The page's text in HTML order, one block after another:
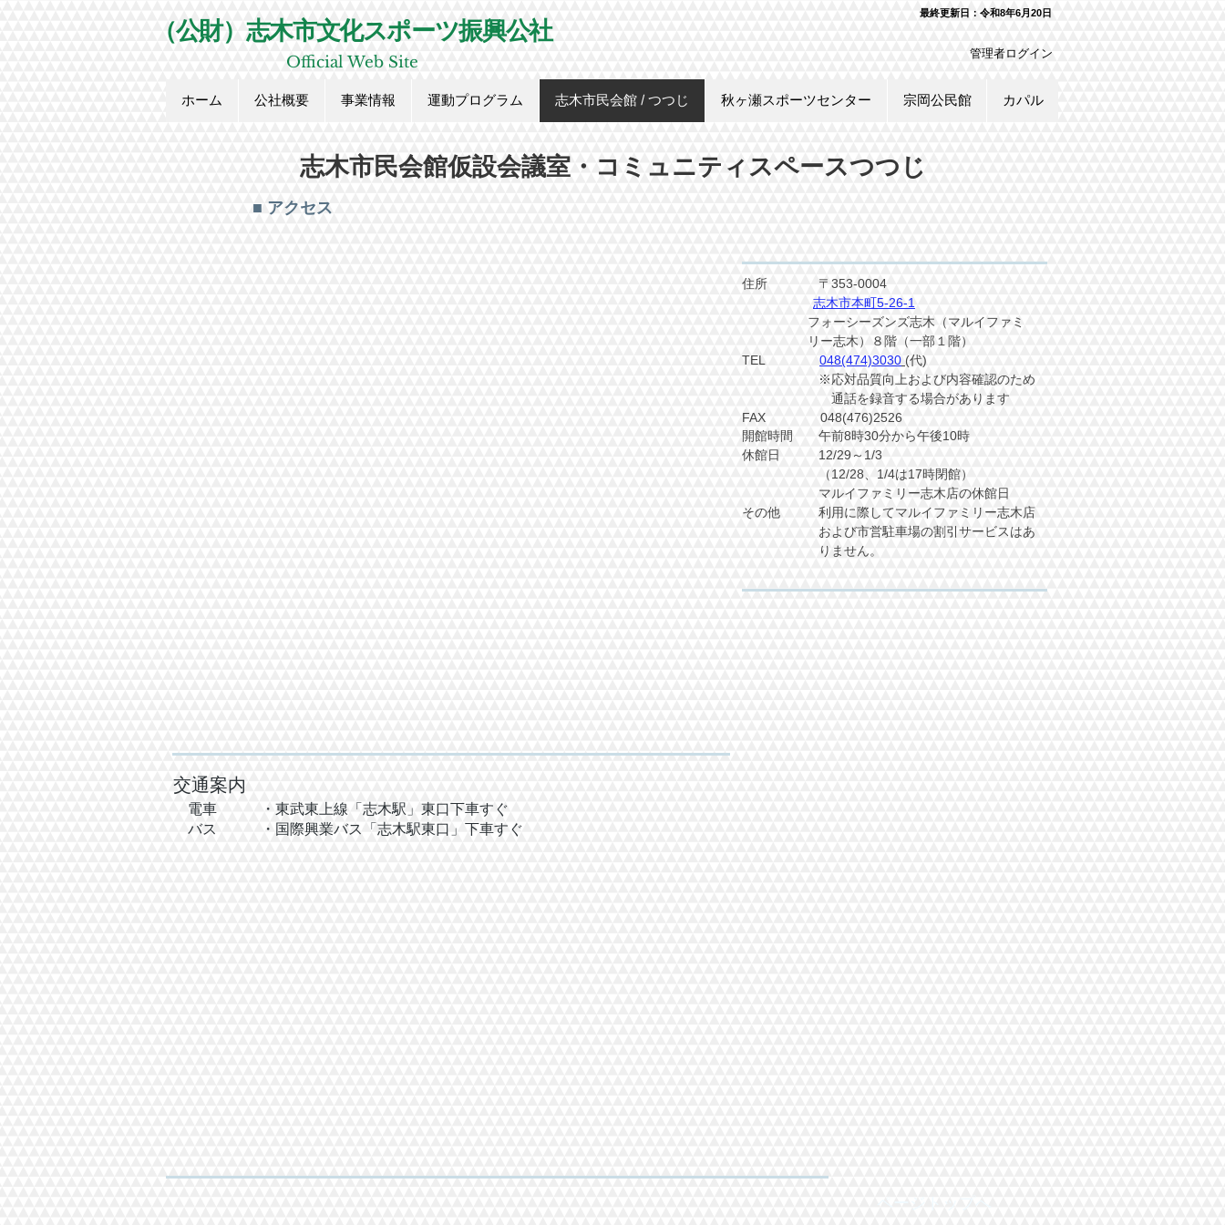
​（公財）志木市文化スポーツ振興公社
Official Web Site
​最終更新日：令和8年6月20日
管理者ログイン
ホーム 公社概要 事業情報 運動プログラム 志木市民会館 / つつじ 秋ヶ瀬スポーツセンター 宗岡公民館 カパル
志木市民会館仮設会議室・コミュニティスペースつつじ
■ アクセス
住所 〒353-0004
志木市本町5-26-1
フォーシーズンズ志木（マルイファミ
リー志木）８階 （一部１階）
TEL 048(474)3030 (代)
※応対品質向上および内容確認のため
​ 通話を録音する場合があります
FAX 048(476)2526
開館時間 午前8時30分から午後10時
休館日 12/29～1/3
​ （12/28、1/4は17時閉館）
マルイファミリー志木店の休館日
その他 利用に際してマルイファミリー志木店
および市営駐車場の割引サービスはあ
​ りません。
交通案内
電車
・東武東上線「志木駅」東口下車すぐ
バス ・国際興業バス「志木駅東口」下車すぐ